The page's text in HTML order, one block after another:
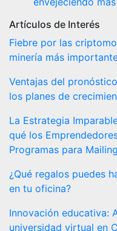
Artículos de Interés
Fiebre por las
minería más
Ventajas del
los planes de
La Estrategia
qué los
Programas para
¿Qué regalos puedes
en tu oficina?
Innovación educativa:
universidad virtual en